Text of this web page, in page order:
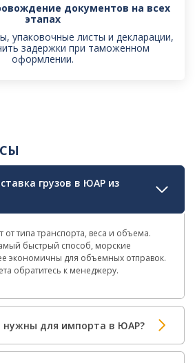
документов на всех
этапах
упаковочные листы и декларации,
задержки при таможенном
оформлении.
грузов в ЮАР из
от типа транспорта, веса и объема.
быстрый способ, морские
экономичны для объемных отправок.
обратитесь к менеджеру.
нужны для импорта в ЮАР?